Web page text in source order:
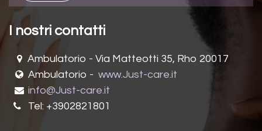
I nostri contatti
Ambulatorio - Via Matteotti 35, Rho 20017
Ambulatorio - www.Just-care.it
info@Just-​care.it
Tel: +3902821801